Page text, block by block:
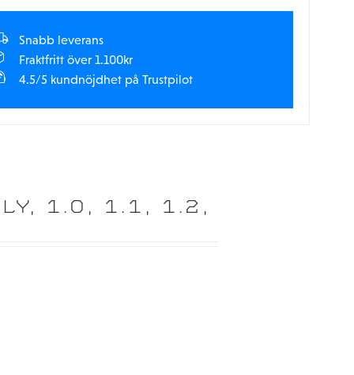
Snabb leverans
Fraktfritt över 1.100kr
4.5/5 kundnöjdhet på Trustpilot
1.0, 1.1, 1.2,